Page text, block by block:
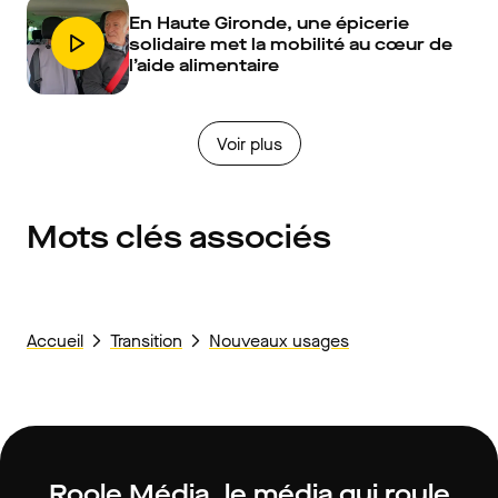
En Haute Gironde, une épicerie
solidaire met la mobilité au cœur de
l’aide alimentaire
Voir plus
Mots clés associés
Accueil Transition Nouveaux usages